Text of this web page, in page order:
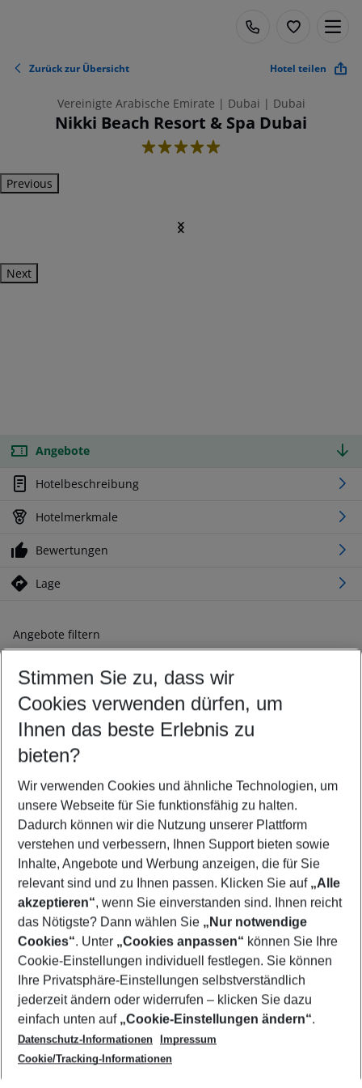
Zurück zur Übersicht Hotel teilen
Vereinigte Arabische Emirate | Dubai | Dubai
Nikki Beach Resort & Spa Dubai
5
Previous
Next
Angebote
Hotelbeschreibung
Hotelmerkmale
Bewertungen
Lage
Angebote filtern
Ändern Sie Ihre Kriterien nach Ihren Wünschen
Abflughafen wählen
Beliebiger Abflughafen
Reisezeitraum wählen
10.08.26– 08.08.27 5-8 Nächte
2 Erwachsene Keine Kinder
Mehr Filter anzeigen
Footer
Footer navigation
Über uns
AGB
Cookie-Einstellungen ändern
Cookie-Richtlinie
Datenschutz
Service & Hilfe
Barrierefreies Reisen
Check-in
Folgen Sie uns
Stimmen Sie zu, dass wir
Cookies verwenden dürfen, um
Ihnen das beste Erlebnis zu
bieten?
Wir verwenden Cookies und ähnliche Technologien, um
unsere Webseite für Sie funktionsfähig zu halten.
Dadurch können wir die Nutzung unserer Plattform
verstehen und verbessern, Ihnen Support bieten sowie
Inhalte, Angebote und Werbung anzeigen, die für Sie
relevant sind und zu Ihnen passen. Klicken Sie auf „Alle
akzeptieren“, wenn Sie einverstanden sind. Ihnen reicht
das Nötigste? Dann wählen Sie „Nur notwendige
Cookies“. Unter „Cookies anpassen“ können Sie Ihre
Cookie-Einstellungen individuell festlegen. Sie können
Ihre Privatsphäre-Einstellungen selbstverständlich
jederzeit ändern oder widerrufen – klicken Sie dazu
einfach unten auf „Cookie-Einstellungen ändern“.
Datenschutz-Informationen
Impressum
Cookie/Tracking-Informationen